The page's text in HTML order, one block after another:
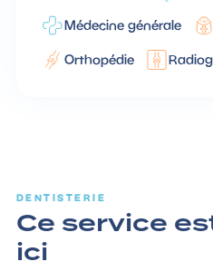
Médecine générale
Orthopédie
DENTISTERIE
Ce service
ici